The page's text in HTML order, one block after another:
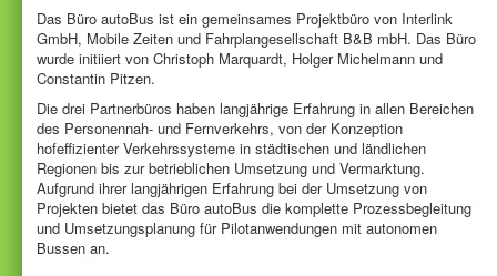
Über uns
Kontakt
Datenschutz
Das Büro autoBus ist ein gemeinsames Projektbüro von Interlink
GmbH, Mobile Zeiten und Fahrplangesellschaft B&B mbH. Das Büro
wurde initiiert von Christoph Marquardt, Holger Michelmann und
Constantin Pitzen.
Die drei Partnerbüros haben langjährige Erfahrung in allen Bereichen
des Personennah- und Fernverkehrs, von der Konzeption
hofeffizienter Verkehrssysteme in städtischen und ländlichen
Regionen bis zur betrieblichen Umsetzung und Vermarktung.
Aufgrund ihrer langjährigen Erfahrung bei der Umsetzung von
Projekten bietet das Büro autoBus die komplette Prozessbegleitung
und Umsetzungsplanung für Pilotanwendungen mit autonomen
Bussen an.